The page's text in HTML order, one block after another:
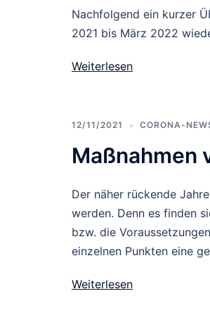
Nachfolgend ein kurzer
2021 bis März 2022
Weiterlesen
12/11/2021 CORONA-
Maßnahmen
Der näher rückende
werden. Denn es finden
bzw. die
einzelnen Punkten eine
Weiterlesen